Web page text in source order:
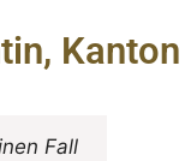
Kanton
Fall